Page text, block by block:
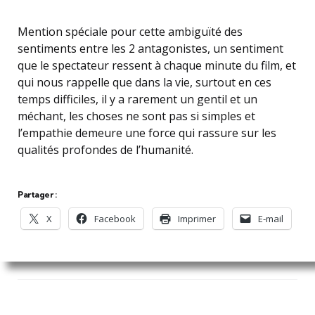
Mention spéciale pour cette ambiguïté des
sentiments entre les 2 antagonistes, un sentiment
que le spectateur ressent à chaque minute du film, et
qui nous rappelle que dans la vie, surtout en ces
temps difficiles, il y a rarement un gentil et un
méchant, les choses ne sont pas si simples et
l’empathie demeure une force qui rassure sur les
qualités profondes de l’humanité.
Partager :
X Facebook Imprimer E-mail